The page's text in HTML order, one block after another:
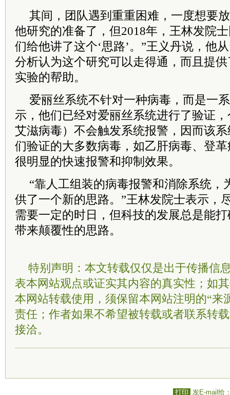
其间，团队遇到重重困难，一度想要
他研究的准备了，但2018年，王林发院士
们给他讲了这个‘思路’。”王义丹说，他
分析认为这个研究可以走得通，而且提
实验的帮助。
爱丽丝系统不针对一种病毒，而是一
示，他们已经对爱丽丝系统进行了验证
艾滋病毒）不会触发系统报警，因而该
们验证的大多数病毒，如乙肝病毒、登
很明显的快速报警和抑制效果。
“靠人工组装的病毒报警和消除系统，
供了一个新的思路。”王林发院士表示，
需要一定的时日，但科技的发展总是能
带来颠覆性的思路。
特别声明：本文转载仅仅是出于传播信
表本网站观点或证实其内容的真实性；如
本网站转载使用，须保留本网站注明的“来
责任；作者如果不希望被转载或者联系转
接洽。
打印 发E-mail给